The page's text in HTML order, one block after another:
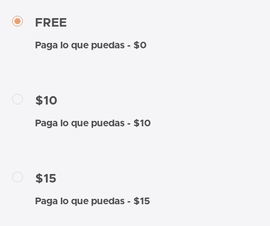
FREE
Paga lo que puedas - $0
$10
Paga lo que puedas - $10
$15
Paga lo que puedas - $15